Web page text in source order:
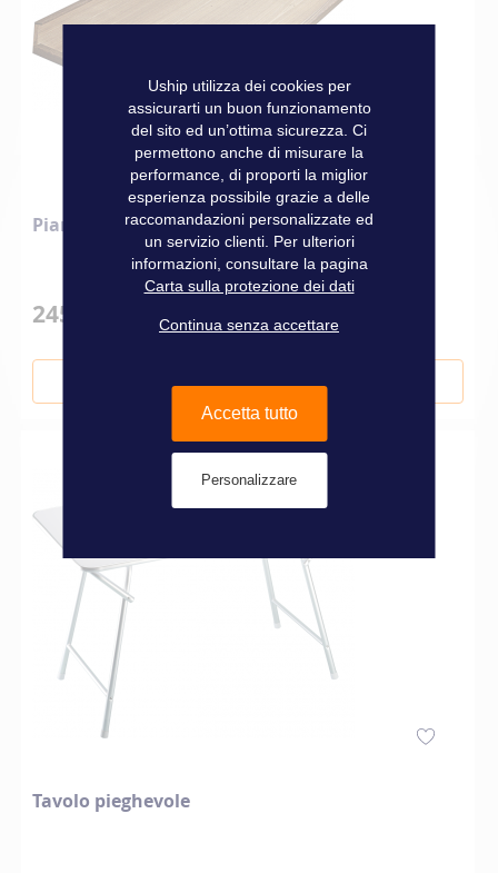
Piano per tavolo pozzetto
245,00 €
Aggiungi al Carrello
Tavolo pieghevole
Uship utilizza dei cookies per
assicurarti un buon funzionamento
del sito ed un’ottima sicurezza. Ci
permettono anche di misurare la
performance, di proporti la miglior
esperienza possibile grazie a delle
raccomandazioni personalizzate ed
un servizio clienti. Per ulteriori
informazioni, consultare la pagina
Carta sulla protezione dei dati
Continua senza accettare
Accetta tutto
Personalizzare